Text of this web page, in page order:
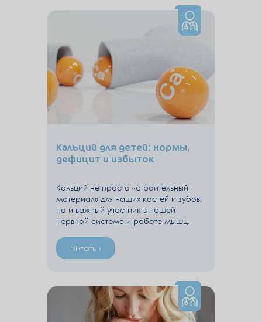
Кальций для детей: нормы,
дефицит и избыток
Кальций не просто «строительный
материал» для наших костей и зубов,
но и важный участник в нашей
нервной системе и работе мышц.
Читать ›